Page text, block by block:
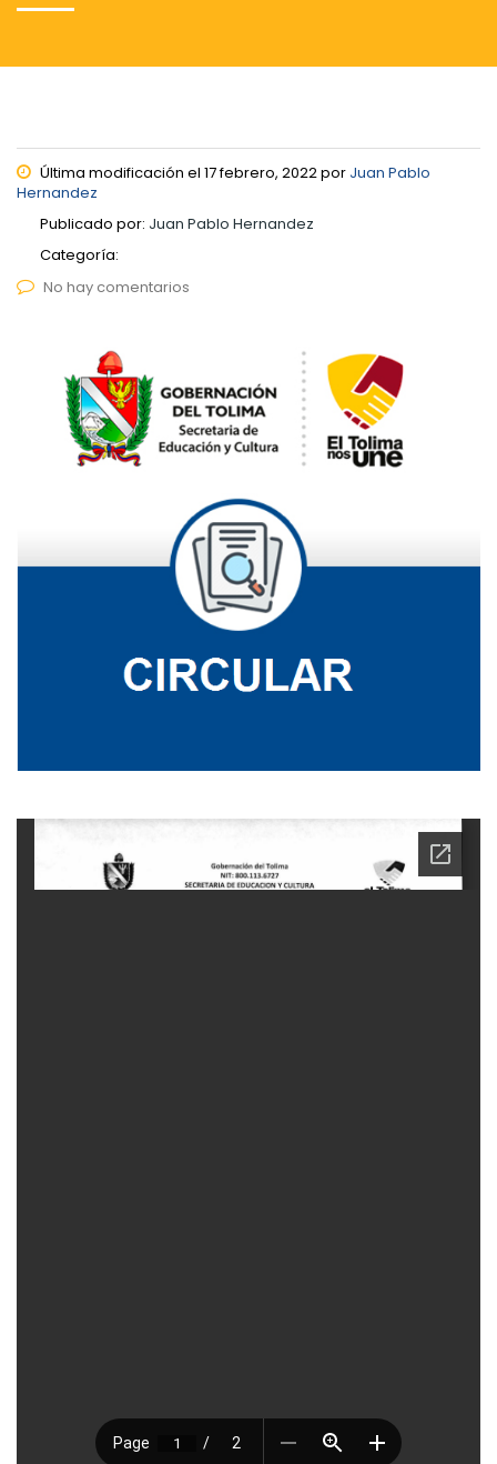
Última modificación el 17 febrero, 2022 por Juan Pablo
Hernandez
Publicado por: Juan Pablo Hernandez
Categoría:
No hay comentarios